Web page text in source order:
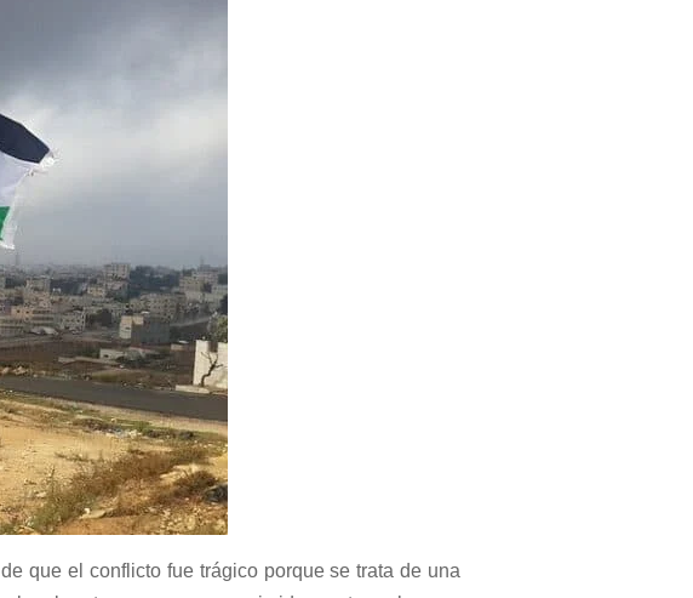
que el conflicto fue trágico porque se trata de una